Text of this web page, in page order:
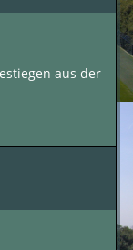
aus der